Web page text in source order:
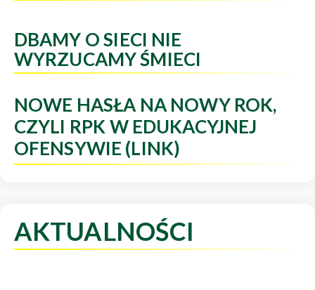
DBAMY O SIECI NIE
WYRZUCAMY ŚMIECI
NOWE HASŁA NA NOWY ROK,
CZYLI RPK W EDUKACYJNEJ
OFENSYWIE (LINK)
AKTUALNOŚCI